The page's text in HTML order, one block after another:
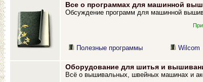
Все о программах для машинной
Обсуждение программ для машинной
Полезные программы Wilcom
Оборудование для шитья и
Всё о вышивальных, швейных машинах и